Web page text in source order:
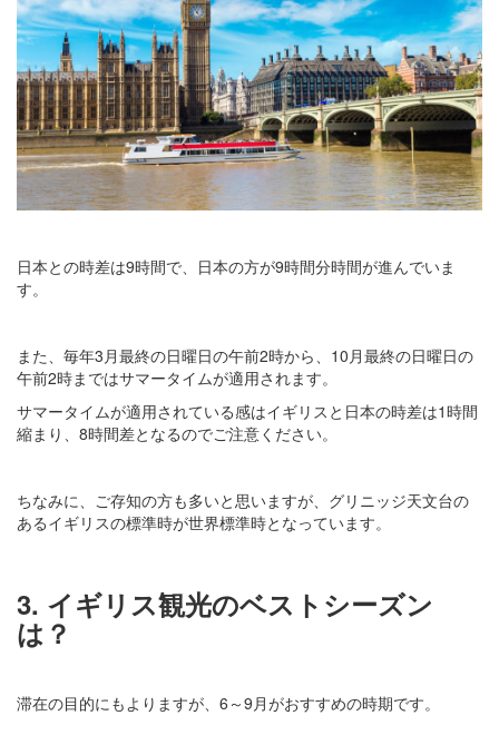
日本との時差は9時間で、日本の方が9時間分時間が進んでいま
す。
また、毎年3月最終の日曜日の午前2時から、10月最終の日曜日の
午前2時まではサマータイムが適用されます。
サマータイムが適用されている感はイギリスと日本の時差は1時間
縮まり、8時間差となるのでご注意ください。
ちなみに、ご存知の方も多いと思いますが、グリニッジ天文台の
あるイギリスの標準時が世界標準時となっています。
3. イギリス観光のベストシーズン
は？
滞在の目的にもよりますが、6～9月がおすすめの時期です。